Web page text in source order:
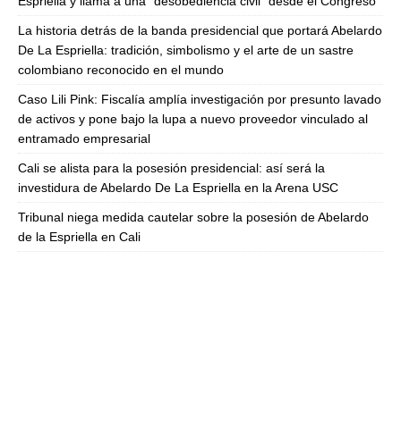
La historia detrás de la banda presidencial que portará Abelardo
De La Espriella: tradición, simbolismo y el arte de un sastre
colombiano reconocido en el mundo
Caso Lili Pink: Fiscalía amplía investigación por presunto lavado
de activos y pone bajo la lupa a nuevo proveedor vinculado al
entramado empresarial
Cali se alista para la posesión presidencial: así será la
investidura de Abelardo De La Espriella en la Arena USC
Tribunal niega medida cautelar sobre la posesión de Abelardo
de la Espriella en Cali